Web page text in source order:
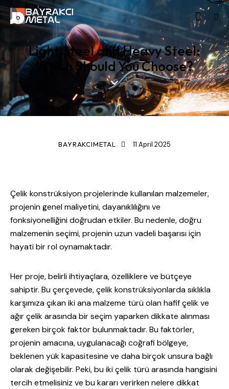
Light Steel and Heavy Steel:
Which Should You Choose?
BAYRAKCIMETAL 11 April 2025
Çelik konstrüksiyon projelerinde kullanılan malzemeler,
projenin genel maliyetini, dayanıklılığını ve
fonksiyonelliğini doğrudan etkiler. Bu nedenle, doğru
malzemenin seçimi, projenin uzun vadeli başarısı için
hayati bir rol oynamaktadır.
Her proje, belirli ihtiyaçlara, özelliklere ve bütçeye
sahiptir. Bu çerçevede, çelik konstrüksiyonlarda sıklıkla
karşımıza çıkan iki ana malzeme türü olan hafif çelik ve
ağır çelik arasında bir seçim yaparken dikkate alınması
gereken birçok faktör bulunmaktadır. Bu faktörler,
projenin amacına, uygulanacağı coğrafi bölgeye,
beklenen yük kapasitesine ve daha birçok unsura bağlı
olarak değişebilir. Peki, bu iki çelik türü arasında hangisini
tercih etmelisiniz ve bu kararı verirken nelere dikkat